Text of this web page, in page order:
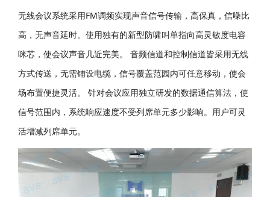
无线会议系统采用FM调频实现声音信号传输，高保真，信噪比
高，无声音延时。使用独有的新型防啸叫单指向高灵敏度电容
咪芯，使会议声音几近完美。 音频信道和控制信道皆采用无线
方式传送，无需铺设电缆，信号覆盖范园内可任意移动，使会
场布置便捷灵活。 针对会议应用独立研发的数据通信算法，使
信号范围内，系统响应速度不受列席单元多少影响。用户可灵
活增减列席单元。